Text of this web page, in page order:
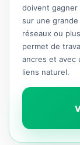
doivent
sur une
réseaux ou
permet de
ancres et avec
liens naturel.